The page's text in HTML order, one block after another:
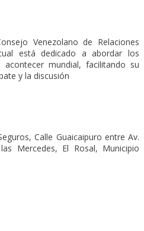
Venezolano de Relaciones
está dedicado a abordar los
mundial, facilitando su
y la discusión
Calle Guaicaipuro entre Av.
Mercedes, El Rosal, Municipio